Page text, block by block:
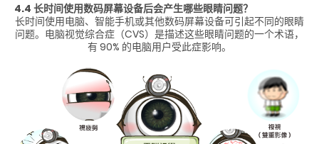
4.4 长时间使用数码屏幕设备后会产生哪些眼睛问题？
长时间使用电脑、智能手机或其他数码屏幕设备可引起不同的眼睛
问题。电脑视觉综合症（CVS）是描述这些眼睛问题的一个术语，
有 90% 的电脑用户受此症影响。